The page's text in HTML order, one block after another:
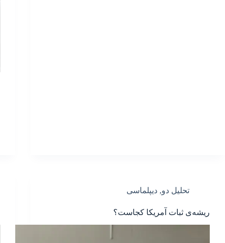
تحلیل دو, دیپلماسی
ریشه‌ی ثبات آمریکا کجاست؟